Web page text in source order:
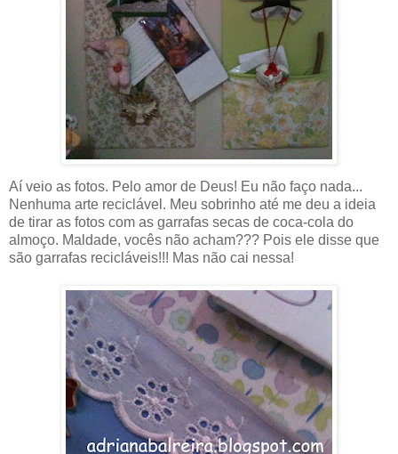
Aí veio as fotos. Pelo amor de Deus! Eu não faço nada...
Nenhuma arte reciclável. Meu sobrinho até me deu a ideia
de tirar as fotos com as garrafas secas de coca-cola do
almoço. Maldade, vocês não acham??? Pois ele disse que
são garrafas recicláveis!!! Mas não cai nessa!